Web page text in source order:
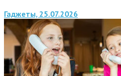
Гаджеты, 25.07.2026